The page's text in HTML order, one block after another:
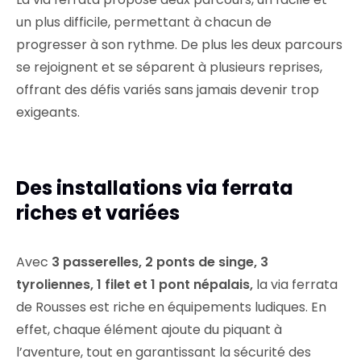
un plus difficile, permettant à chacun de
progresser à son rythme. De plus les deux parcours
se rejoignent et se séparent à plusieurs reprises,
offrant des défis variés sans jamais devenir trop
exigeants.
Des installations via ferrata
riches et variées
Avec 3 passerelles, 2 ponts de singe, 3
tyroliennes, 1 filet et 1 pont népalais, la via ferrata
de Rousses est riche en équipements ludiques. En
effet, chaque élément ajoute du piquant à
l’aventure, tout en garantissant la sécurité des